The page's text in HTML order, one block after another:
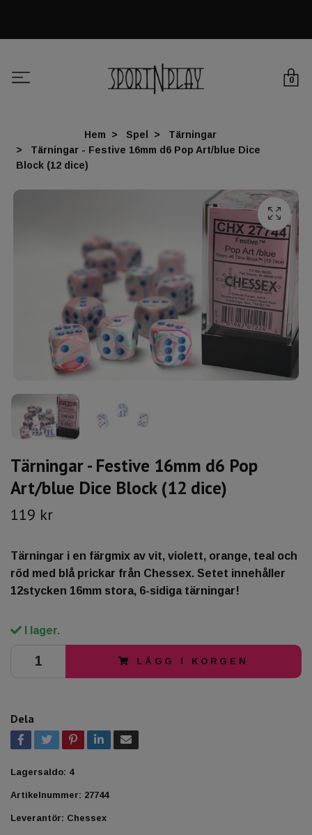
0
Hem Spel
Tärningar
Tärningar - Festive 16mm d6 Pop Art/blue Dice
Block (12 dice)
Tärningar - Festive 16mm d6 Pop
Art/blue Dice Block (12 dice)
119 kr
Tärningar i en färgmix av vit, violett, orange, teal och
röd med blå prickar från Chessex. Setet innehåller
12stycken 16mm stora, 6-sidiga tärningar!
I lager.
LÄGG I KORGEN
Dela
Lagersaldo: 4
Artikelnummer: 27744
Leverantör: Chessex